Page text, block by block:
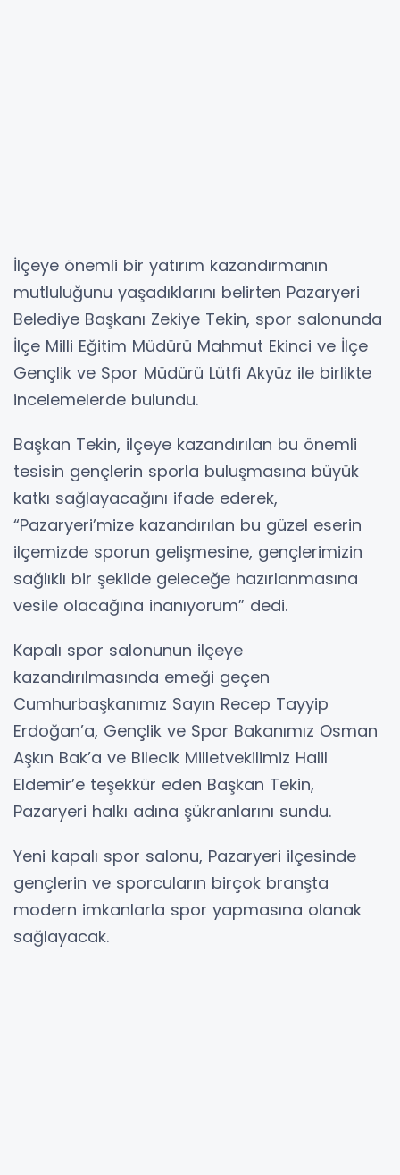
İlçeye önemli bir yatırım kazandırmanın
mutluluğunu yaşadıklarını belirten Pazaryeri
Belediye Başkanı Zekiye Tekin, spor salonunda
İlçe Milli Eğitim Müdürü Mahmut Ekinci ve İlçe
Gençlik ve Spor Müdürü Lütfi Akyüz ile birlikte
incelemelerde bulundu.
Başkan Tekin, ilçeye kazandırılan bu önemli
tesisin gençlerin sporla buluşmasına büyük
katkı sağlayacağını ifade ederek,
“Pazaryeri’mize kazandırılan bu güzel eserin
ilçemizde sporun gelişmesine, gençlerimizin
sağlıklı bir şekilde geleceğe hazırlanmasına
vesile olacağına inanıyorum” dedi.
Kapalı spor salonunun ilçeye
kazandırılmasında emeği geçen
Cumhurbaşkanımız Sayın Recep Tayyip
Erdoğan’a, Gençlik ve Spor Bakanımız Osman
Aşkın Bak’a ve Bilecik Milletvekilimiz Halil
Eldemir’e teşekkür eden Başkan Tekin,
Pazaryeri halkı adına şükranlarını sundu.
Yeni kapalı spor salonu, Pazaryeri ilçesinde
gençlerin ve sporcuların birçok branşta
modern imkanlarla spor yapmasına olanak
sağlayacak.